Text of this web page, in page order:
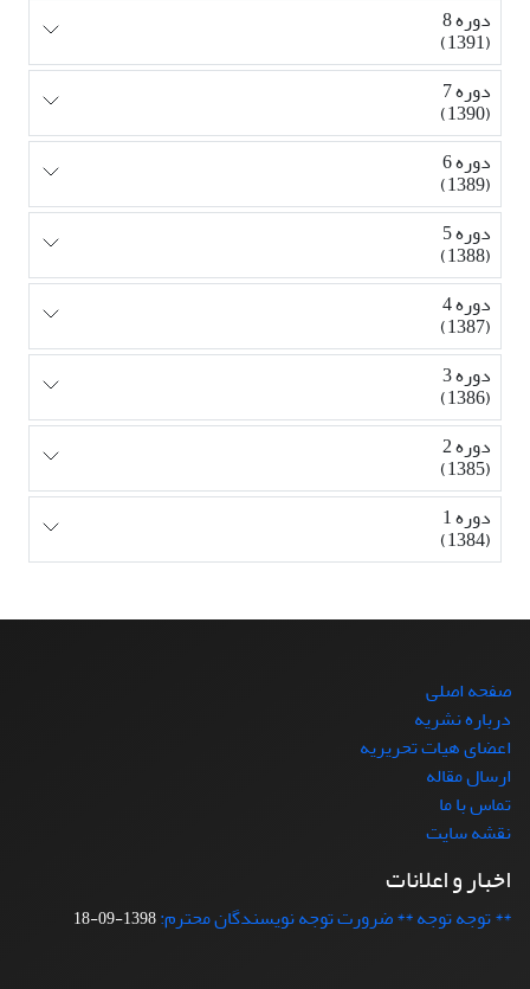
دوره 8
(1391)
دوره 7
(1390)
دوره 6
(1389)
دوره 5
(1388)
دوره 4
(1387)
دوره 3
(1386)
دوره 2
(1385)
دوره 1
(1384)
صفحه اصلی
درباره نشریه
اعضای هیات تحریریه
ارسال مقاله
تماس با ما
نقشه سایت
اخبار و اعلانات
** توجه توجه ** ضرورت توجه نویسندگان محترم:1398-09-18